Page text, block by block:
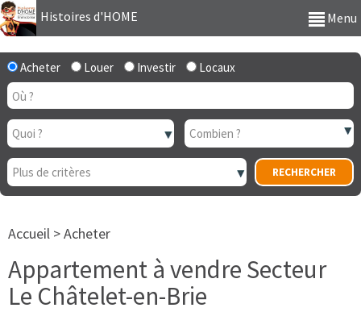
Histoires d'HOME Menu
Acheter Louer Investir Locaux
Accueil >Acheter
Appartement à vendre Secteur
Le Châtelet-en-Brie